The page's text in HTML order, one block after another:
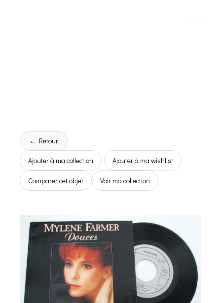
← Retour
Ajouter à ma collection Ajouter à ma wishlist
Comparer cet objet Voir ma collection